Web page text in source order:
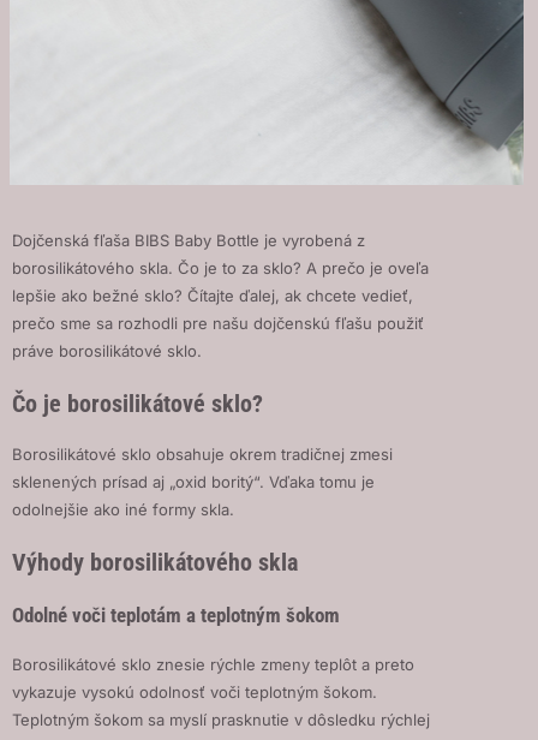
Dojčenská fľaša BIBS Baby Bottle je vyrobená z
borosilikátového skla. Čo je to za sklo? A prečo je oveľa
lepšie ako bežné sklo? Čítajte ďalej, ak chcete vedieť,
prečo sme sa rozhodli pre našu dojčenskú fľašu použiť
práve borosilikátové sklo.
Čo je borosilikátové sklo?
Borosilikátové sklo obsahuje okrem tradičnej zmesi
sklenených prísad aj „oxid boritý“. Vďaka tomu je
odolnejšie ako iné formy skla.
Výhody borosilikátového skla
Odolné voči teplotám a teplotným šokom
Borosilikátové sklo znesie rýchle zmeny teplôt a preto
vykazuje vysokú odolnosť voči teplotným šokom.
Teplotným šokom sa myslí prasknutie v dôsledku rýchlej